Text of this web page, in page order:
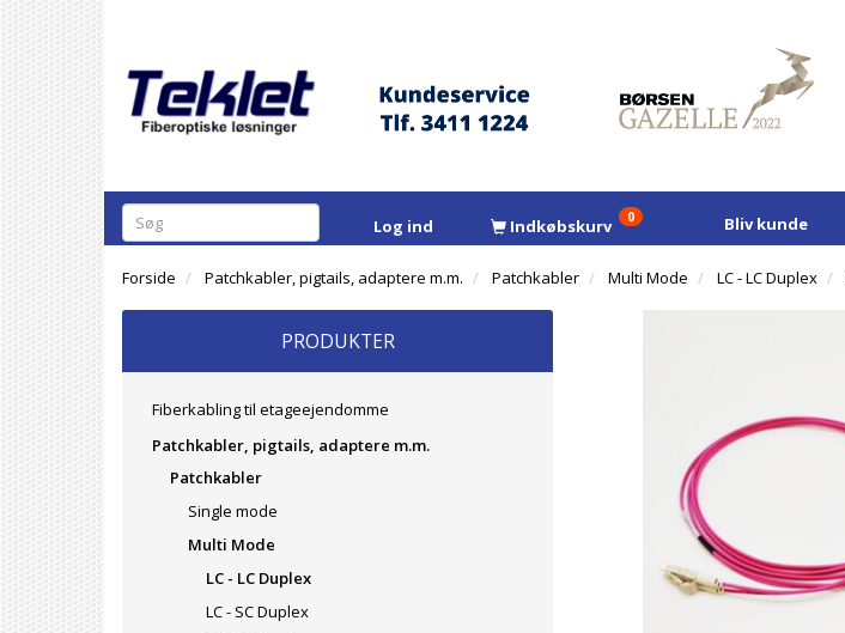
Log ind Indkøbskurv 0 Bliv kunde
Forside Patchkabler, pigtails, adaptere m.m. Patchkabler Multi Mode LC - LC Duplex
PRODUKTER
Fiberkabling til etageejendomme
Patchkabler, pigtails, adaptere m.m.
Patchkabler
Single mode
Multi Mode
LC - LC Duplex
LC - SC Duplex